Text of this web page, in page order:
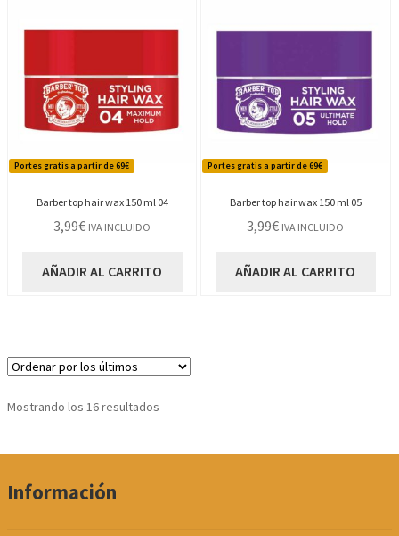
Portes gratis a partir de 69€
Barber top hair wax 150 ml 04
3,99€ IVA INCLUIDO
AÑADIR AL CARRITO
Portes gratis a partir de 69€
Barber top hair wax 150 ml 05
3,99€ IVA INCLUIDO
AÑADIR AL CARRITO
Mostrando los 16 resultados
Información